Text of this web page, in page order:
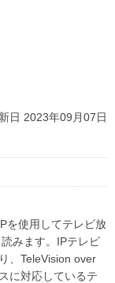
日 2023年09月07日
を使用してテレビ放
みます。IPテレビ
、TeleVision over
に対応しているテ